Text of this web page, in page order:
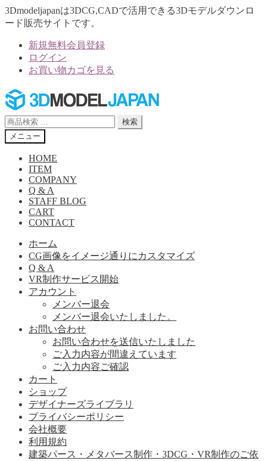
3Dmodeljapanは3DCG,CADで活用できる3Dモデルダウンロ
ード販売サイトです。
新規無料会員登録
ログイン
お買い物カゴを見る
ナ
ビ
ゲ
ー
シ
コ
ン
テ
ン
ツ
検
索
対
検索
メニュー
HOME
ITEM
COMPANY
Q & A
STAFF BLOG
CART
CONTACT
ホーム
CG画像をイメージ通りにカスタマイズ
Q & A
VR制作サービス開始
アカウント
メンバー退会
メンバー退会いたしました。
お問い合わせ
お問い合わせを送信いたしました
ご入力内容が間違えています
ご入力内容ご確認
カート
ショップ
デザイナーズライブラリ
プライバシーポリシー
会社概要
利用規約
建築パース・メタバース制作・3DCG・VR制作のご依